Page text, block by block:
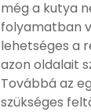
még a kutya
folyamatban
lehetséges a
azon oldalait
Továbbá az
szükséges